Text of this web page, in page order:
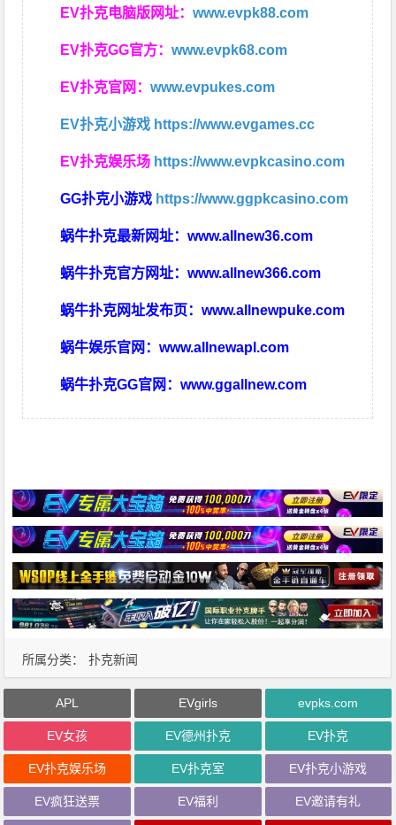
EV扑克电脑版网址：www.evpk88.com
EV扑克GG官方：www.evpk68.com
EV扑克官网：www.evpukes.com
EV扑克小游戏 https://www.evgames.cc
EV扑克娱乐场 https://www.evpkcasino.com
GG扑克小游戏 https://www.ggpkcasino.com
蜗牛扑克最新网址：www.allnew36.com
蜗牛扑克官方网址：www.allnew366.com
蜗牛扑克网址发布页：www.allnewpuke.com
蜗牛娱乐官网：www.allnewapl.com
蜗牛扑克GG官网：www.ggallnew.com
所属分类： 扑克新闻
APL EVgirls evpks.com
EV女孩 EV德州扑克 EV扑克
EV扑克娱乐场 EV扑克室 EV扑克小游戏
EV疯狂送票 EV福利 EV邀请有礼